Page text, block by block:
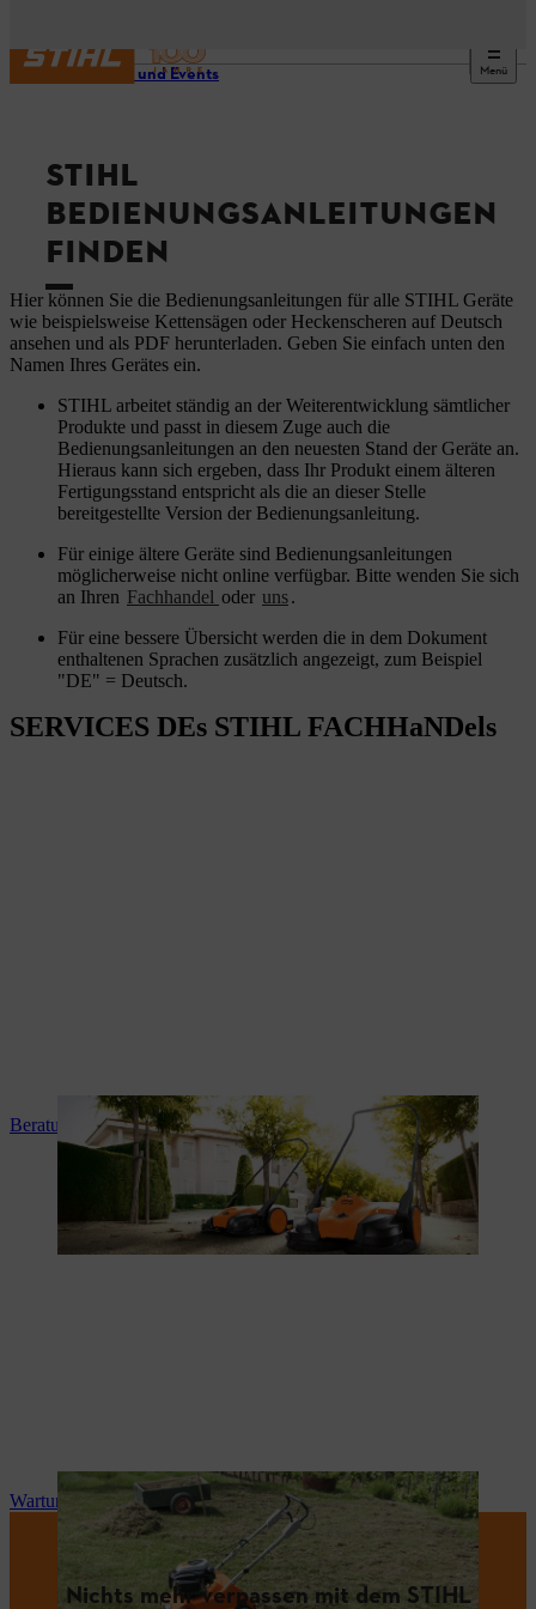
Menü
Service und Events
STIHL
BEDIENUNGSANLEITUNGEN
FINDEN
Hier können Sie die Bedienungsanleitungen für alle STIHL Geräte
wie beispielsweise Kettensägen oder Heckenscheren auf Deutsch
ansehen und als PDF herunterladen. Geben Sie einfach unten den
Namen Ihres Gerätes ein.
STIHL arbeitet ständig an der Weiterentwicklung sämtlicher
Produkte und passt in diesem Zuge auch die
Bedienungsanleitungen an den neuesten Stand der Geräte an.
Hieraus kann sich ergeben, dass Ihr Produkt einem älteren
Fertigungsstand entspricht als die an dieser Stelle
bereitgestellte Version der Bedienungsanleitung.
Für einige ältere Geräte sind Bedienungsanleitungen
möglicherweise nicht online verfügbar. Bitte wenden Sie sich
an Ihren Fachhandel oder uns.
Für eine bessere Übersicht werden die in dem Dokument
enthaltenen Sprachen zusätzlich angezeigt, zum Beispiel
"DE" = Deutsch.
SERVICES DEs STIHL FACHHaNDels
Beratung und Produkteinweisung
Wartung und Reparatur
Nichts mehr verpassen mit dem STIHL